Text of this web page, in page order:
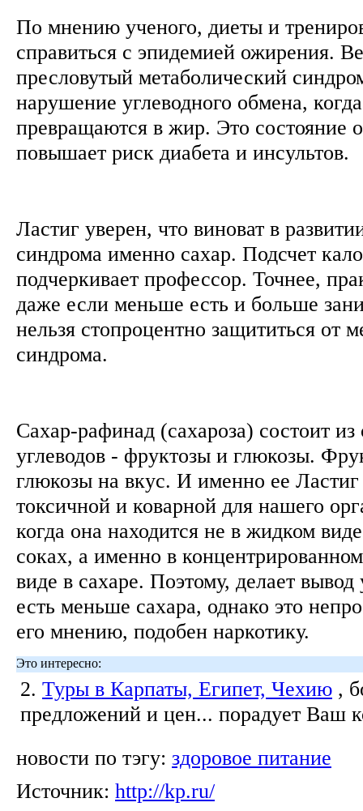
По мнению ученого, диеты и
справиться с эпидемией ожирения.
пресловутый метаболический
нарушение углеводного обмена,
превращаются в жир. Это состояние
повышает риск диабета и инсультов.
Ластиг уверен, что виноват в
синдрома именно сахар. Подсчет
подчеркивает профессор. Точнее,
даже если меньше есть и больше
нельзя стопроцентно защититься от
синдрома.
Сахар-рафинад (сахароза) состоит
углеводов - фруктозы и глюкозы.
глюкозы на вкус. И именно ее Ластиг
токсичной и коварной для нашего
когда она находится не в жидком
соках, а именно в
виде в сахаре. Поэтому, делает
есть меньше сахара, однако это
его мнению, подобен наркотику.
Это интересно:
2. Туры в Карпаты, Египет, Чехию ,
предложений и цен... порадует Ваш
новости по тэгу: здоровое питание
Источник: http://kp.ru/